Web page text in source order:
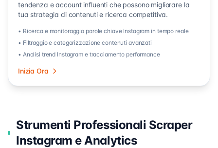
tendenza e account influenti che possono migliorare la
tua strategia di contenuti e ricerca competitiva.
• Ricerca e monitoraggio parole chiave Instagram in tempo reale
• Filtraggio e categorizzazione contenuti avanzati
• Analisi trend Instagram e tracciamento performance
Inizia Ora
Strumenti Professionali Scraper
Instagram e Analytics